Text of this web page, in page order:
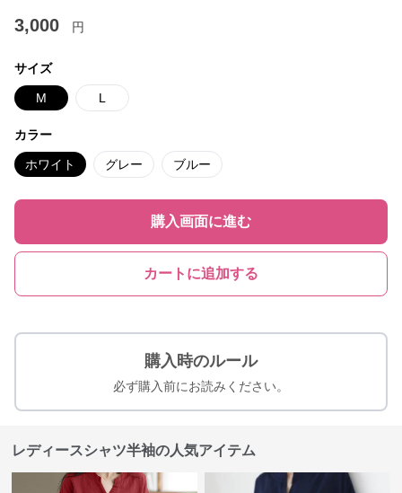
3,000 円
サイズ
M L
カラー
ホワイト グレー ブルー
購入画面に進む
カートに追加する
購入時のルール
必ず購入前にお読みください。
レディースシャツ半袖の人気アイテム